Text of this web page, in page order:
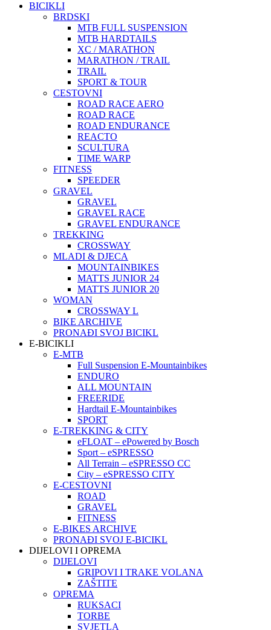
BICIKLI
BRDSKI
MTB FULL SUSPENSION
MTB HARDTAILS
XC / MARATHON
MARATHON / TRAIL
TRAIL
SPORT & TOUR
CESTOVNI
ROAD RACE AERO
ROAD RACE
ROAD ENDURANCE
REACTO
SCULTURA
TIME WARP
FITNESS
SPEEDER
GRAVEL
GRAVEL
GRAVEL RACE
GRAVEL ENDURANCE
TREKKING
CROSSWAY
MLADI & DJECA
MOUNTAINBIKES
MATTS JUNIOR 24
MATTS JUNIOR 20
WOMAN
CROSSWAY L
BIKE ARCHIVE
PRONAĐI SVOJ BICIKL
E-BICIKLI
E-MTB
Full Suspension E-Mountainbikes
ENDURO
ALL MOUNTAIN
FREERIDE
Hardtail E-Mountainbikes
SPORT
E-TREKKING & CITY
eFLOAT – ePowered by Bosch
Sport – eSPRESSO
All Terrain – eSPRESSO CC
City – eSPRESSO CITY
E-CESTOVNI
ROAD
GRAVEL
FITNESS
E-BIKES ARCHIVE
PRONAĐI SVOJ E-BICIKL
DIJELOVI I OPREMA
DIJELOVI
GRIPOVI I TRAKE VOLANA
ZAŠTITE
OPREMA
RUKSACI
TORBE
SVJETLA